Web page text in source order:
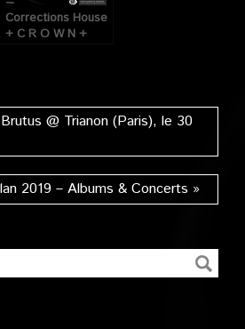
Corrections House
+ C R O W N +
@ Trianon (Paris), le 30
2019 – Albums & Concerts »